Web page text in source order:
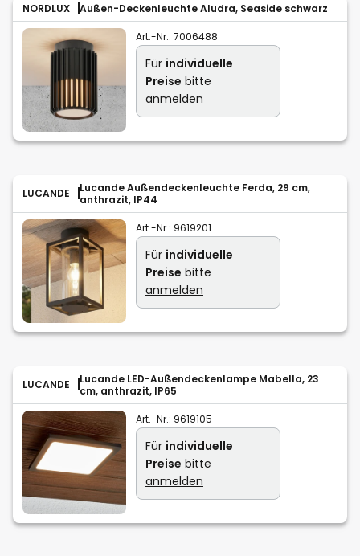
NORDLUX Außen-Deckenleuchte Aludra, Seaside schwarz
Art.-Nr.: 7006488
Für individuelle
Preise bitte
anmelden
LUCANDE
Lucande Außendeckenleuchte Ferda, 29 cm,
anthrazit, IP44
Art.-Nr.: 9619201
Für individuelle
Preise bitte
anmelden
LUCANDE
Lucande LED-Außendeckenlampe Mabella, 23
cm, anthrazit, IP65
Art.-Nr.: 9619105
Für individuelle
Preise bitte
anmelden